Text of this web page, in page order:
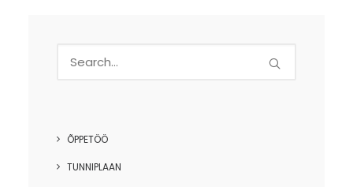
ÕPPETÖÖ
TUNNIPLAAN